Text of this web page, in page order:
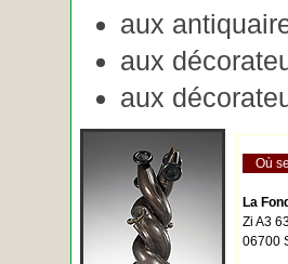
aux
aux
aux
Où
La
Zi A3
06700